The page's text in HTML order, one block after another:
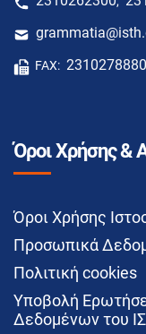
FAX: 2310278880
Όροι Χρήσης &
Όροι Χρήσης
Προσωπικά
Πολιτική cookies
Υποβολή
Δεδομένων του